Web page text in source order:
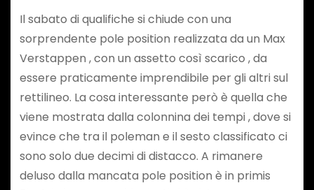
Il sabato di qualifiche si chiude con una
sorprendente pole position realizzata da un Max
Verstappen , con un assetto così scarico , da
essere praticamente imprendibile per gli altri sul
rettilineo. La cosa interessante però è quella che
viene mostrata dalla colonnina dei tempi , dove si
evince che tra il poleman e il sesto classificato ci
sono solo due decimi di distacco. A rimanere
deluso dalla mancata pole position è in primis